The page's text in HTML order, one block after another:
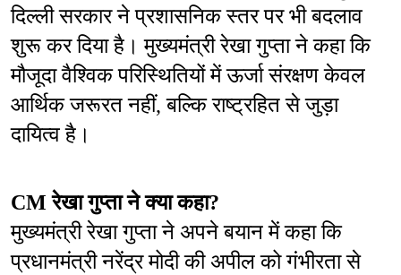
दिल्ली सरकार ने प्रशासनिक स्तर पर भी बदलाव
शुरू कर दिया है। मुख्यमंत्री रेखा गुप्ता ने कहा कि
मौजूदा वैश्विक परिस्थितियों में ऊर्जा संरक्षण केवल
आर्थिक जरूरत नहीं, बल्कि राष्ट्रहित से जुड़ा
दायित्व है।
CM रेखा गुप्ता ने क्या कहा?
मुख्यमंत्री रेखा गुप्ता ने अपने बयान में कहा कि
प्रधानमंत्री नरेंद्र मोदी की अपील को गंभीरता से